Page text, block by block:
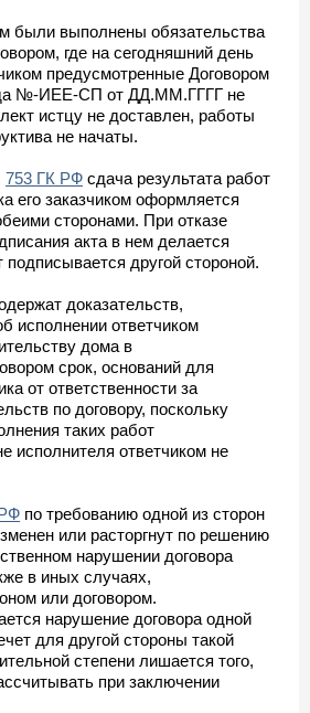
были выполнены обязательства
где на сегодняшний день
предусмотренные Договором
№-ИЕЕ-СП от ДД.ММ.ГГГГ не
истцу не доставлен, работы
не начаты.
753 ГК РФ сдача результата работ
его заказчиком оформляется
сторонами. При отказе
акта в нем делается
подписывается другой стороной.
доказательств,
исполнении ответчиком
дома в
срок, оснований для
от ответственности за
по договору, поскольку
таких работ
исполнителя ответчиком не
по требованию одной из сторон
или расторгнут по решению
нарушении договора
в иных случаях,
или договором.
нарушение договора одной
для другой стороны такой
степени лишается того,
при заключении